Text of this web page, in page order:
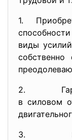
1.
виды
2.
в силовом
3.